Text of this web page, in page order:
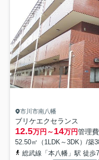
市川市南八幡
ブリケエクセランス
12.5万円～14万円管理
52.50㎡（1LDK～3DK）/築
総武線「本八幡」駅 徒歩